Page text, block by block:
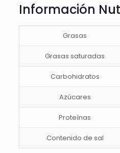
Información
Grasas
Grasas saturadas
Carbohidratos
Azúcares
Proteínas
Contenido de sal